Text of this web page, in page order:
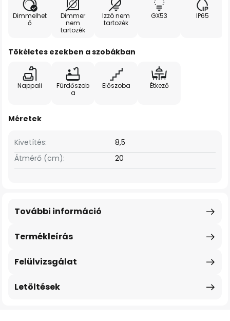
Dimmelhet
ő
Dimmer
nem
tartozék
Izzó nem
tartozék
GX53 IP65
Tökéletes ezekben a szobákban
Nappali
Fürdőszob
a
Előszoba Étkező
Méretek
Kivetítés:
8,5
Átmérő (cm):
20
Termékleírás
További információ
Felülvizsgálat
Letöltések